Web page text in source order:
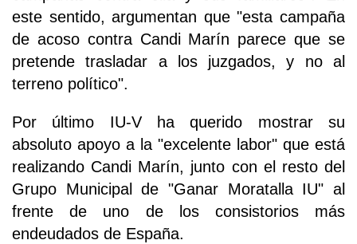
este sentido, argumentan que "esta campaña
de acoso contra Candi Marín parece que se
pretende trasladar a los juzgados, y no al
terreno político".
Por último IU-V ha querido mostrar su
absoluto apoyo a la "excelente labor" que está
realizando Candi Marín, junto con el resto del
Grupo Municipal de "Ganar Moratalla IU" al
frente de uno de los consistorios más
endeudados de España.